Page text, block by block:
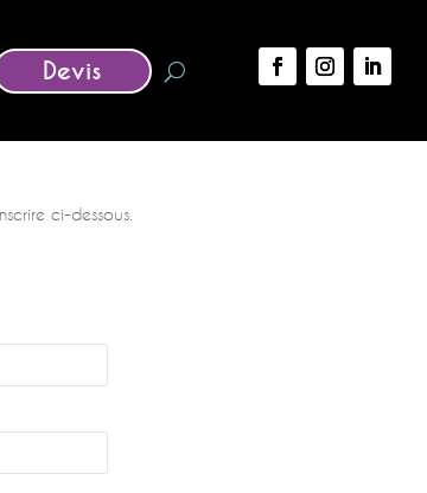
Devis
ci-dessous.